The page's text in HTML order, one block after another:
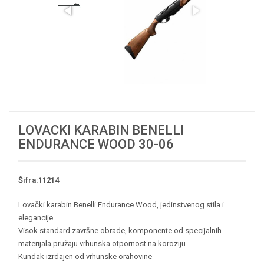
LOVACKI KARABIN BENELLI
ENDURANCE WOOD 30-06
Šifra:11214
Lovački karabin Benelli Endurance Wood, jedinstvenog stila i
elegancije.
Visok standard završne obrade, komponente od specijalnih
materijala pružaju vrhunska otpornost na koroziju
Kundak izrdajen od vrhunske orahovine